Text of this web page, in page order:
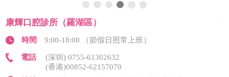
康輝口腔診所（羅湖區）
時間 9:00-18:00 （節假日照常上班）
電話
(深圳) 0755-61302632
(香港)00852-62157070